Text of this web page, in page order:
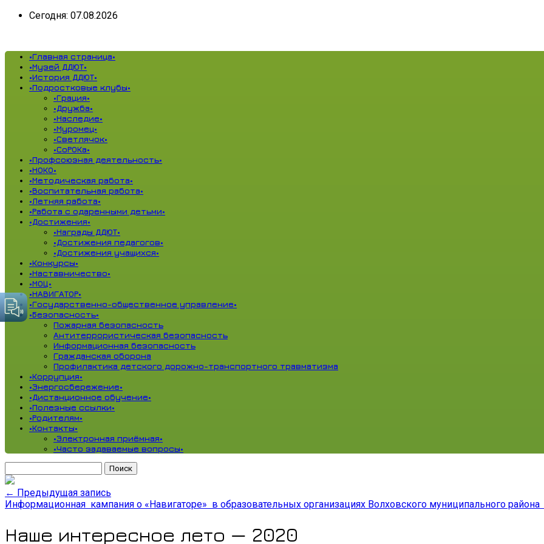
Сегодня: 07.08.2026
•Главная страница•
•Музей ДДЮТ•
•История ДДЮТ•
•Подростковые клубы•
•Грация•
•Дружба•
•Наследие•
•Муромец•
•Светлячок•
•СоРОКа•
•Профсоюзная деятельность•
•НОКО•
•Методическая работа•
•Воспитательная работа•
•Летняя работа•
•Работа с одаренными детьми•
•Достижения•
•Награды ДДЮТ•
•Достижения педагогов•
•Достижения учащихся•
•Конкурсы•
•Наставничество•
•МОЦ•
•НАВИГАТОР•
•Государственно-общественное управление•
•Безопасность•
Пожарная безопасность
Антитеррористическая безопасность
Информационная безопасность
Гражданская оборона
Профилактика детского дорожно-транспортного травматизма
•Коррупция•
•Энергосбережение•
•Дистанционное обучение•
•Полезные ссылки•
•Родителям•
•Контакты•
•Электронная приёмная•
•Часто задаваемые вопросы•
← Предыдущая запись
Информационная кампания о «Навигаторе» в образовательных организациях Волховского муниципального района
Наше интересное лето — 2020